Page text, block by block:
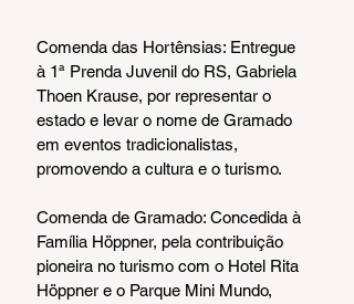
Comenda das Hortênsias: Entregue
à 1ª Prenda Juvenil do RS, Gabriela
Thoen Krause, por representar o
estado e levar o nome de Gramado
em eventos tradicionalistas,
promovendo a cultura e o turismo.
Comenda de Gramado: Concedida à
Família Höppner, pela contribuição
pioneira no turismo com o Hotel Rita
Höppner e o Parque Mini Mundo,